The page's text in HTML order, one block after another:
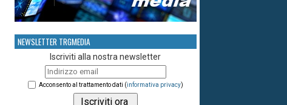
NEWSLETTER TRGMEDIA
Iscriviti alla nostra newsletter
Acconsento al trattamento dati (informativa privacy)